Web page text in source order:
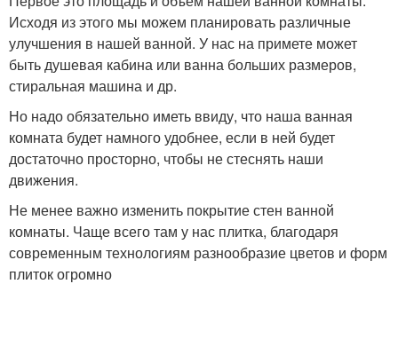
Исходя из этого мы можем планировать различные
улучшения в нашей ванной. У нас на примете может
быть душевая кабина или ванна больших размеров,
стиральная машина и др.
Но надо обязательно иметь ввиду, что наша ванная
комната будет намного удобнее, если в ней будет
достаточно просторно, чтобы не стеснять наши
движения.
Не менее важно изменить покрытие стен ванной
комнаты. Чаще всего там у нас плитка, благодаря
современным технологиям разнообразие цветов и форм
плиток огромно